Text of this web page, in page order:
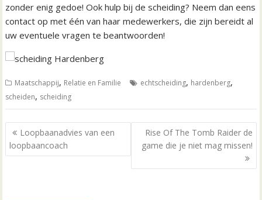
zonder enig gedoe! Ook hulp bij de scheiding? Neem dan eens
contact op met één van haar medewerkers, die zijn bereidt al
uw eventuele vragen te beantwoorden!
Maatschappij, Relatie en Familie echtscheiding, hardenberg,
scheiden, scheiding
B
e
Loopbaanadvies van een
loopbaancoach
Rise Of The Tomb Raider de
game die je niet mag missen!